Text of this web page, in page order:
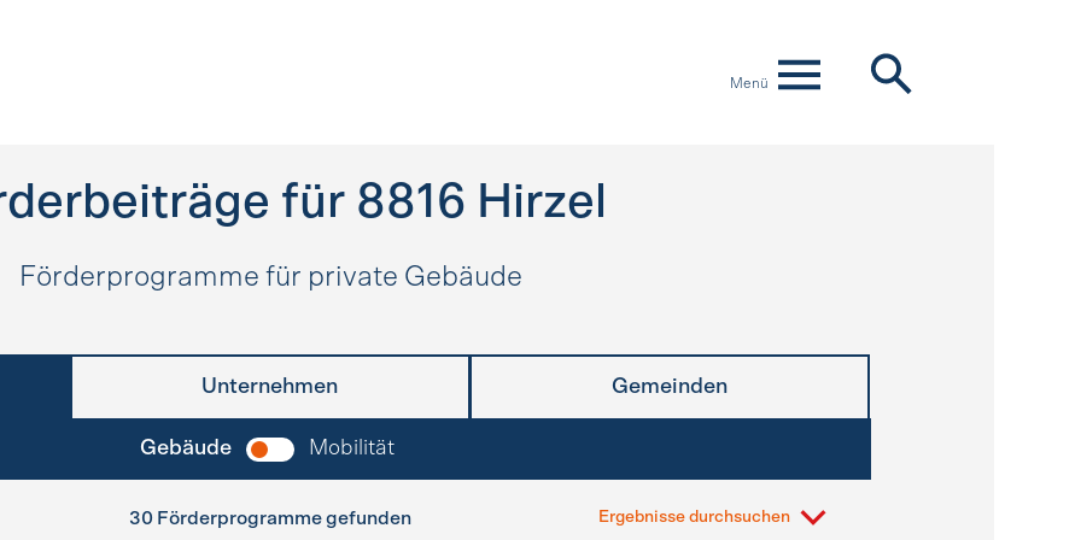
Menü
für 8816 Hirzel
Förderprogramme für private Gebäude
Unternehmen Gemeinden
Gebäude Mobilität
30 Förderprogramme gefunden Ergebnisse durchsuchen